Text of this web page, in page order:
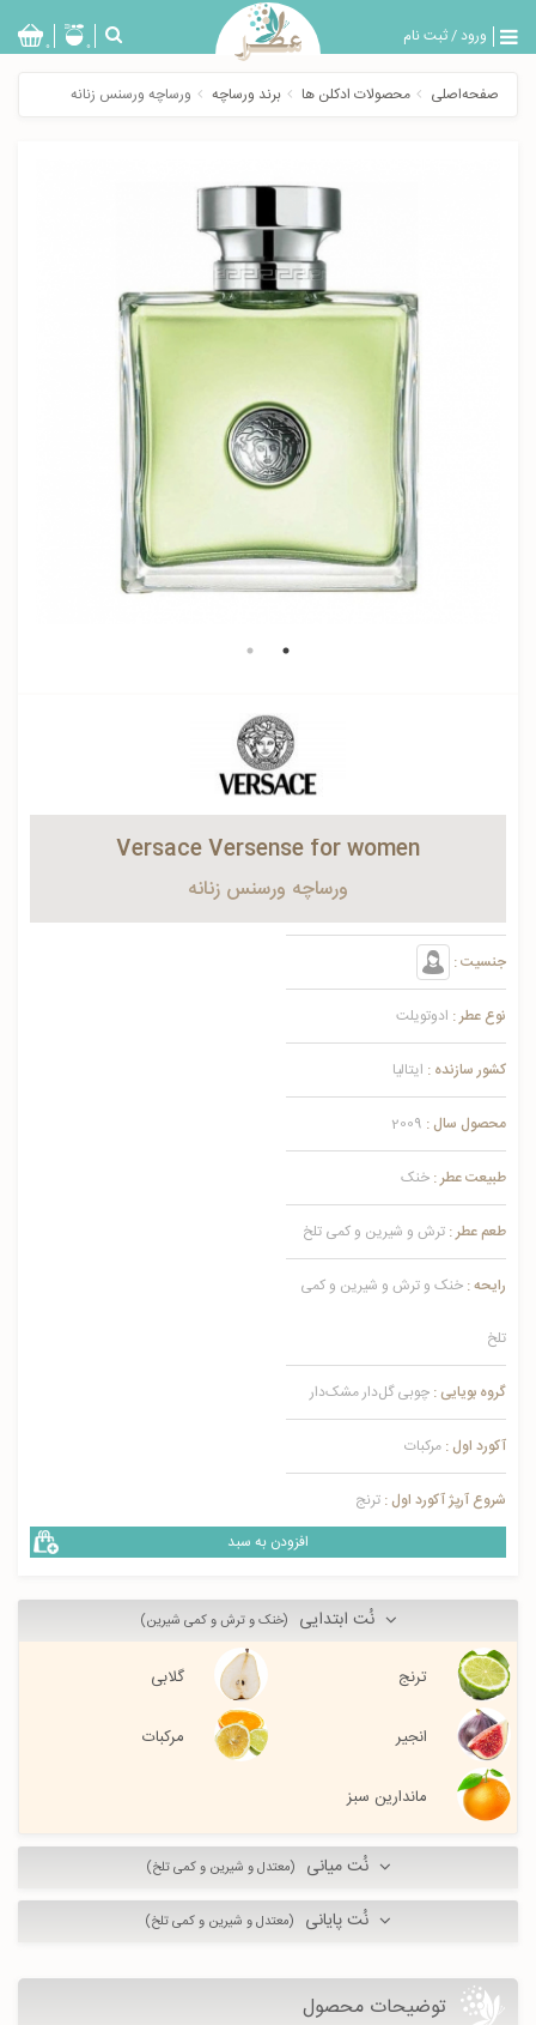
ورود/ثبت نام
بازگشت
0 0
صفحه‌اصلی محصولات ادکلن ها برند ورساچه ورساچه ورسنس زنانه
Versace Versense for women
ورساچه ورسنس زنانه
جنسیت :
نوع عطر : ادوتویلت
کشور سازنده : ایتالیا
محصول سال : 2009
طبیعت عطر : خنک
طعم عطر : ترش و شیرین و کمی تلخ
رایحه : خنک و ترش و شیرین و کمی
تلخ
گروه بویایی : چوبی گل‌دار مشک‌دار
آکورد اول : مرکبات
شروع آرپژ آکورد اول : ترنج
افزودن به سبد
نُت ابتدایی (خنک و ترش و کمی شیرین)
ترنج گلابی
انجیر مرکبات
ماندارین سبز
نُت میانی (معتدل و شیرین و کمی تلخ)
نُت پایانی (معتدل و شیرین و کمی تلخ)
توضیحات محصول